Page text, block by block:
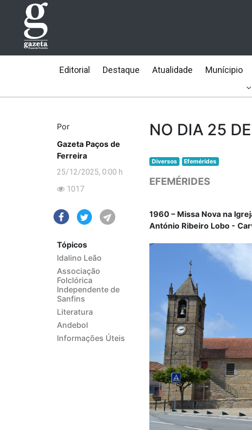
Editorial Destaque Atualidade Munícipio
Por
Gazeta Paços de
Ferreira
25/12/2025, 0:00 h
1017
Tópicos
Idalino Leão
Associação
Folclórica
Independente de
Sanfins
Literatura
Andebol
Informações Úteis
NO DIA 25
Diversos Efemérides
EFEMÉRIDES
1960 – Missa Nova na
António Ribeiro Lobo -